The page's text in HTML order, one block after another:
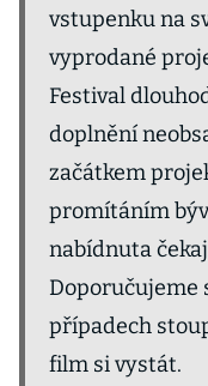
vstupenku na
vyprodané
Festival
doplnění
začátkem
promítáním
nabídnuta
Doporučujeme
případech
film si vystát.